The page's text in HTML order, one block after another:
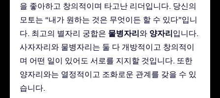
을 좋아하고 창의적이며 타고난 리더입니다. 당신의
모토는 “내가 원하는 것은 무엇이든 할 수 있다”입니
다. 최고의 별자리 궁합은 물병자리와 양자리입니다.
사자자리와 물병자리는 둘 다 개방적이고 창의적이
며 어떤 일이 있어도 서로를 지지할 것입니다. 또한
양자리와는 열정적이고 조화로운 관계를 갖을 수 있
습니다.